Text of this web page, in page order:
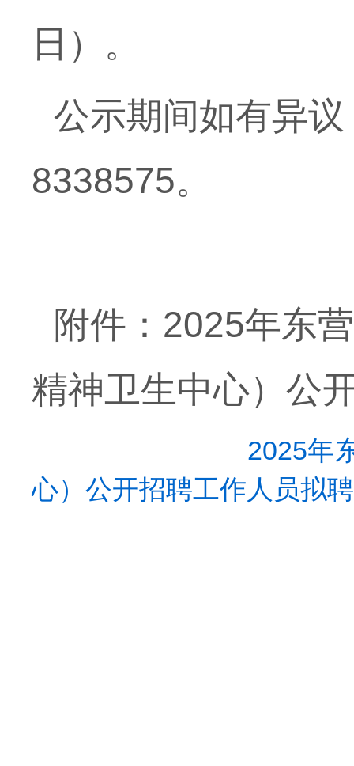
日）。
公示期间如有异
8338575。
附件： 2025年东
精神卫生中心）公
2025年
心）公开招聘工作人员拟